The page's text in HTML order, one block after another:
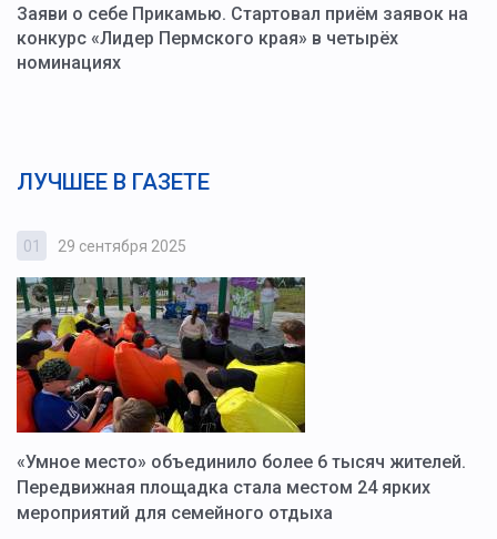
Заяви о себе Прикамью. Стартовал приём заявок на
конкурс «Лидер Пермского края» в четырёх
номинациях
ЛУЧШЕЕ В ГАЗЕТЕ
01 29 сентября 2025
«Умное место» объединило более 6 тысяч жителей.
Передвижная площадка стала местом 24 ярких
мероприятий для семейного отдыха